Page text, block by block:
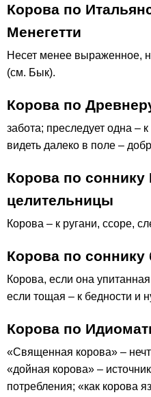
Корова по
Менегетти
Несет менее выраженное,
(см. Бык).
Корова по
забота; преследует одна –
видеть далеко в поле –
Корова по соннику
целительницы
Корова – к ругани, ссоре,
Корова по соннику
Корова, если она
если тощая – к бедности и
Корова по
«Священная корова» –
«дойная корова» – источник
потребления; «как корова